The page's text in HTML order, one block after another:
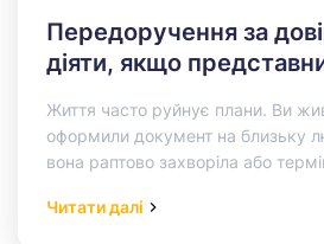
Передоручення за
діяти, якщо
Життя часто руйнує плани. Ви
оформили документ на близьку
вона раптово захворіла або
Читати далі